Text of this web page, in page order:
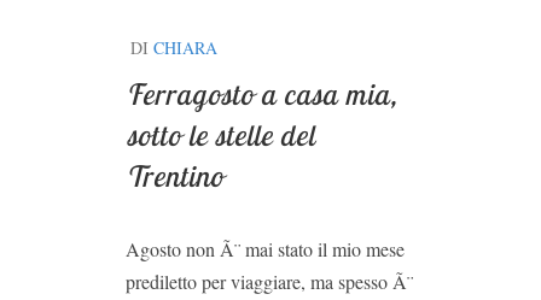
DI CHIARA
Ferragosto a casa mia,
sotto le stelle del
Trentino
Agosto non Ã¨ mai stato il mio mese
prediletto per viaggiare, ma spesso Ã¨